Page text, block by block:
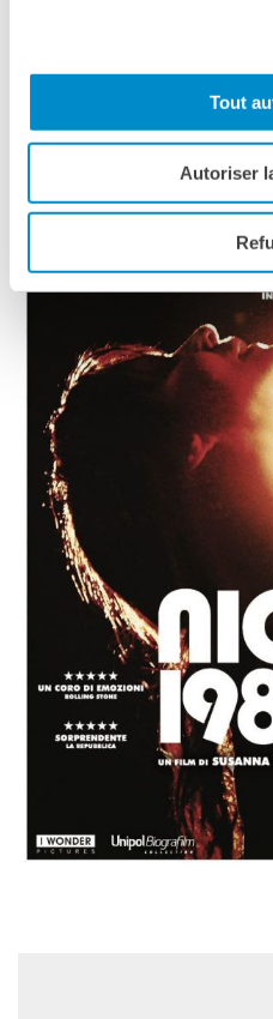
Tout
Autoriser
TRAILER